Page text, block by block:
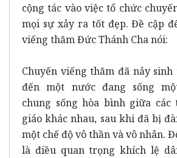
cộng tác vào việc tổ chức
mọi sự xảy ra tốt đẹp. Đề cập
viếng thăm Đức Thánh Cha nói:
Chuyến viếng thăm đã nảy
đến một nước đang sống
chung sống hòa bình giữa các
giáo khác nhau, sau khi đã bị
một chế độ vô thần và vô nhân.
là điều quan trọng khích lệ